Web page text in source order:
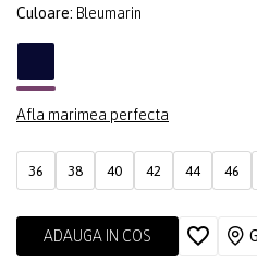
Culoare: Bleumarin
Afla marimea perfecta
36 38 40 42 44 46
ADAUGA IN COS